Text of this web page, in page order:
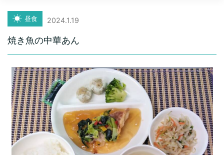
昼食 2024.1.19
焼き魚の中華あん